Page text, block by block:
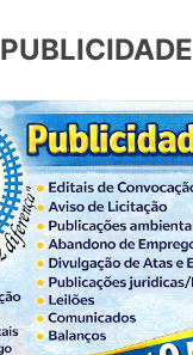
PUBLICIDADE